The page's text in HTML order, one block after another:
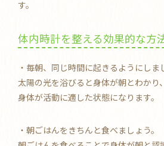
す。
体内時計を整える効果的な方
・毎朝、同じ時間に起きるようにしま
太陽の光を浴びると身体が朝とわかり
身体が活動に適した状態になります。
・朝ごはんをきちんと食べましょう。